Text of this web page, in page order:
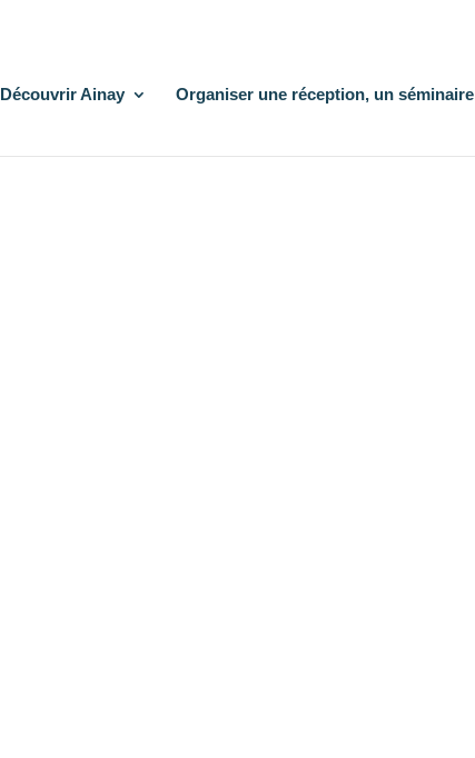
Découvrir Ainay Organiser une réception, un séminaire